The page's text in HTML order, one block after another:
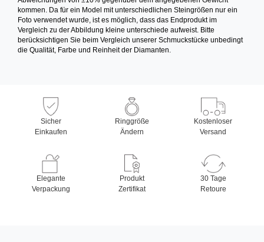
kommen. Da für ein Model mit unterschiedlichen Steingrößen nur ein
Foto verwendet wurde, ist es möglich, dass das Endprodukt im
Vergleich zu der Abbildung kleine unterschiede aufweist. Bitte
berücksichtigen Sie beim Vergleich unserer Schmuckstücke unbedingt
die Qualität, Farbe und Reinheit der Diamanten.
Sicher
Einkaufen
Ringgröße
Ändern
Kostenloser
Versand
Elegante
Verpackung
Produkt
Zertifikat
30 Tage
Retoure